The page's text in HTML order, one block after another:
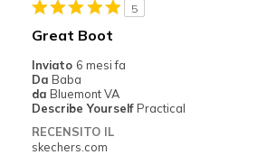
Going Out
Width
Sizing
View On Shoes
I'm Into Shoes
5
Great Boot
Inviato 6 mesi fa
Da Baba
da Bluemont VA
Describe Yourself Practical
RECENSITO IL
skechers.com